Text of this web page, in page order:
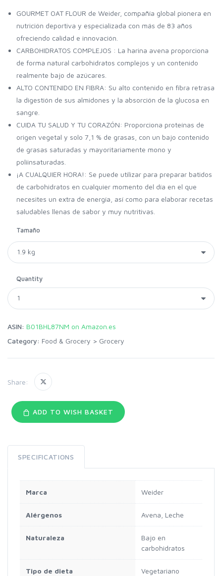
GOURMET OAT FLOUR de Weider, compañía global pionera en
nutrición deportiva y especializada con más de 83 años
ofreciendo calidad e innovación.
CARBOHIDRATOS COMPLEJOS : La harina avena proporciona
de forma natural carbohidratos complejos y un contenido
realmente bajo de azúcares.
ALTO CONTENIDO EN FIBRA: Su alto contenido en fibra retrasa
la digestión de sus almidones y la absorción de la glucosa en
sangre.
CUIDA TU SALUD Y TU CORAZÓN: Proporciona proteínas de
origen vegetal y solo 7,1 % de grasas, con un bajo contenido
de grasas saturadas y mayoritariamente mono y
poliinsaturadas.
¡A CUALQUIER HORA!: Se puede utilizar para preparar batidos
de carbohidratos en cualquier momento del día en el que
necesites un extra de energía, así como para elaborar recetas
saludables llenas de sabor y muy nutritivas.
Tamaño
Quantity
ASIN: B01BHL87NM on Amazon.es
Category: Food & Grocery > Grocery
Share:
ADD TO WISH BASKET
SPECIFICATIONS
Marca Weider
Alérgenos Avena, Leche
Naturaleza
Bajo en
carbohidratos
Tipo de dieta Vegetariano